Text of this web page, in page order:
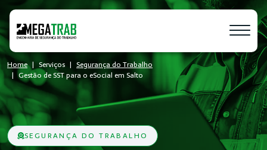
Home Serviços
Segurança do Trabalho
Gestão de SST para o eSocial em Salto
SEGURANÇA DO TRABALHO